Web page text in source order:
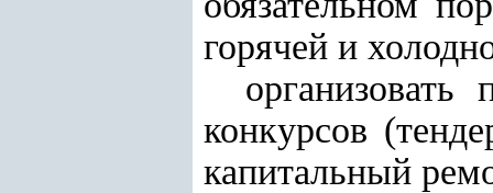
горячей и
организовать
конкурсов
капитальный